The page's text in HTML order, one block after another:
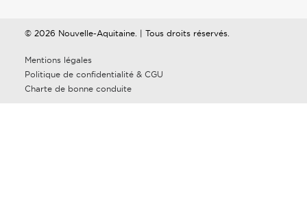
© 2026 Nouvelle-Aquitaine. | Tous droits réservés.
Mentions légales
Politique de confidentialité & CGU
Charte de bonne conduite